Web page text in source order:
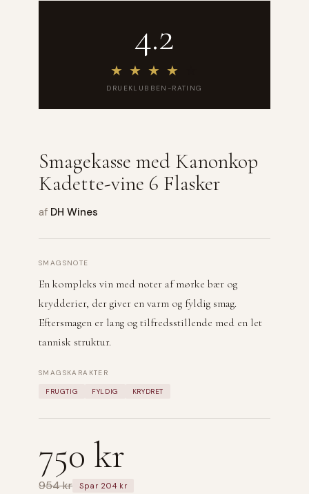
4.2
★ ★ ★ ★
DRUEKLUBBEN-RATING
Smagekasse med Kanonkop
Kadette-vine 6 Flasker
af DH Wines
SMAGSNOTE
En kompleks vin med noter af mørke bær og
krydderier, der giver en varm og fyldig smag.
Eftersmagen er lang og tilfredsstillende med en let
tannisk struktur.
SMAGSKARAKTER
FRUGTIG FYLDIG KRYDRET
750 kr
954 kr Spar 204 kr